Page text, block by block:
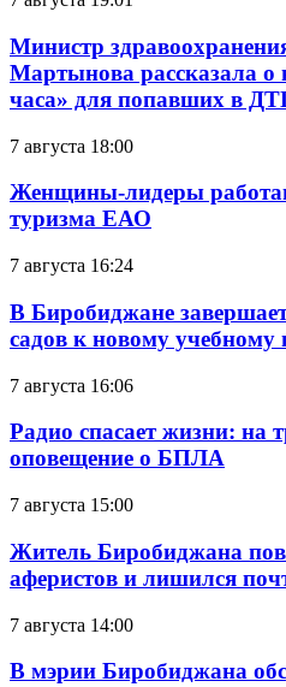
Министр
Мартынова рассказала о
часа» для попавших в
7 августа 18:00
Женщины-лидеры
туризма ЕАО
7 августа 16:24
В Биробиджане
садов к новому учебному
7 августа 16:06
Радио спасает жизни: на
оповещение о БПЛА
7 августа 15:00
Житель Биробиджана
аферистов и лишился
7 августа 14:00
В мэрии Биробиджана